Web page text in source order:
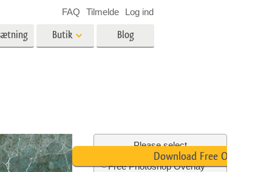
Butik
videooverlejringer
Blog
FAQ Tilmelde Log ind
Please select
Free Photoshop Overlay
Download Free Overlay